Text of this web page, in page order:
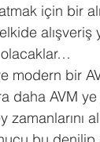
için bir
modern bir
daha AVM
zamanlarını